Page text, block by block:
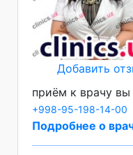
Добавить
приём к врачу
+998-95-198-14-00
Подробнее о